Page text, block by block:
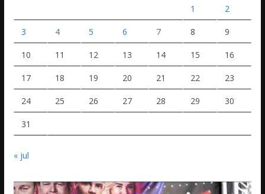
1 2
3 4 5 6 7 8 9
10 11 12 13 14 15 16
17 18 19 20 21 22 23
24 25 26 27 28 29 30
31
« jul